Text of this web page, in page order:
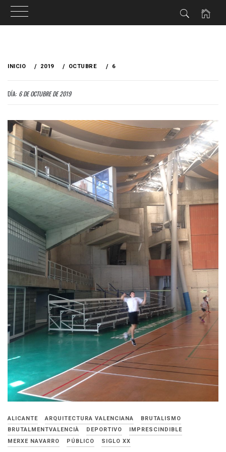
INICIO 2019 OCTUBRE 6
DÍA: 6 DE OCTUBRE DE 2019
ALICANTE ARQUITECTURA VALENCIANA
BRUTALISMO
BRUTALMENTVALENCIÀ
DEPORTIVO
IMPRESCINDIBLE
MERXE NAVARRO
PÚBLICO SIGLO XX